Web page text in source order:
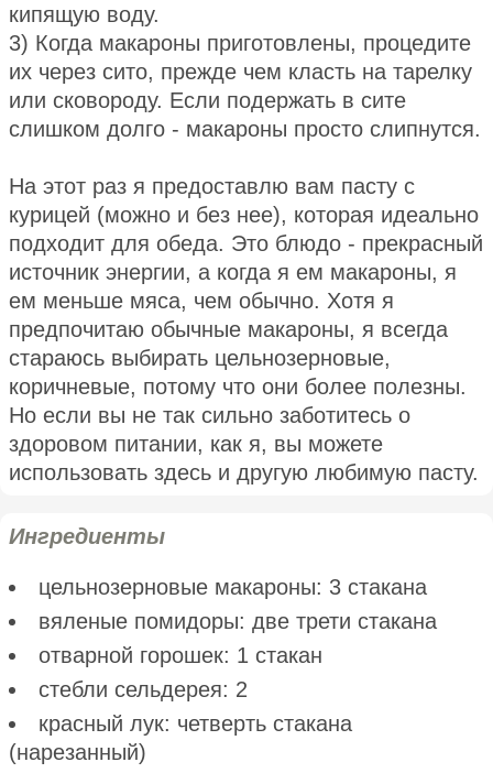
кипящую воду.
3) Когда макароны приготовлены, процедите
их через сито, прежде чем класть на тарелку
или сковороду. Если подержать в сите
слишком долго - макароны просто слипнутся.
На этот раз я предоставлю вам пасту с
курицей (можно и без нее), которая идеально
подходит для обеда. Это блюдо - прекрасный
источник энергии, а когда я ем макароны, я
ем меньше мяса, чем обычно. Хотя я
предпочитаю обычные макароны, я всегда
стараюсь выбирать цельнозерновые,
коричневые, потому что они более полезны.
Но если вы не так сильно заботитесь о
здоровом питании, как я, вы можете
использовать здесь и другую любимую пасту.
Ингредиенты
цельнозерновые макароны: 3 стакана
вяленые помидоры: две трети стакана
отварной горошек: 1 стакан
стебли сельдерея: 2
красный лук: четверть стакана
(нарезанный)